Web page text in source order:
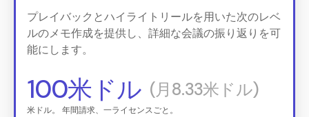
プレイバックとハイライトリールを用いた次のレベ
ルのメモ作成を提供し、詳細な会議の振り返りを可
能にします。
100米ドル (月8.33米ドル)
米ドル。 年間請求、一ライセンスごと。